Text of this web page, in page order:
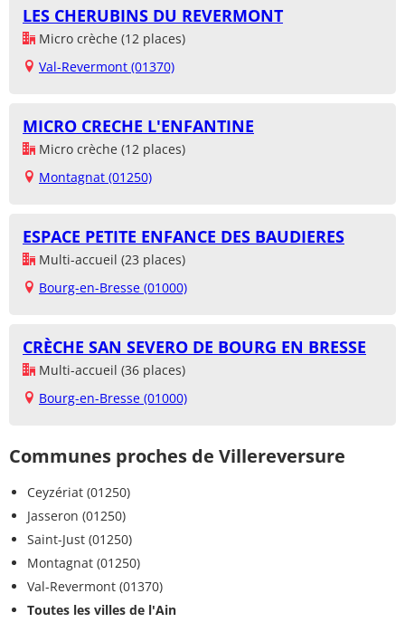
LES CHERUBINS DU REVERMONT
Micro crèche (12 places)
Val-Revermont (01370)
MICRO CRECHE L'ENFANTINE
Micro crèche (12 places)
Montagnat (01250)
ESPACE PETITE ENFANCE DES BAUDIERES
Multi-accueil (23 places)
Bourg-en-Bresse (01000)
CRÈCHE SAN SEVERO DE BOURG EN BRESSE
Multi-accueil (36 places)
Bourg-en-Bresse (01000)
Communes proches de Villereversure
Ceyzériat (01250)
Jasseron (01250)
Saint-Just (01250)
Montagnat (01250)
Val-Revermont (01370)
Toutes les villes de l'Ain